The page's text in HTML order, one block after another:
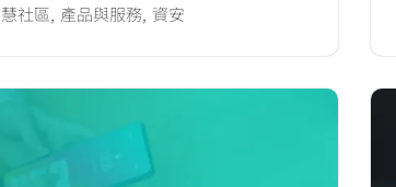
社區, 產品與服務, 資安